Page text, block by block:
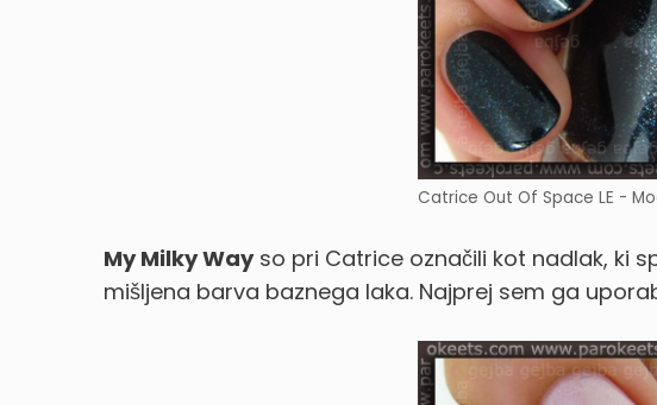
Catrice Out Of Space LE -
My Milky Wayso pri Catrice označili kot nadlak, ki
mišljena barva baznega laka. Najprej sem ga